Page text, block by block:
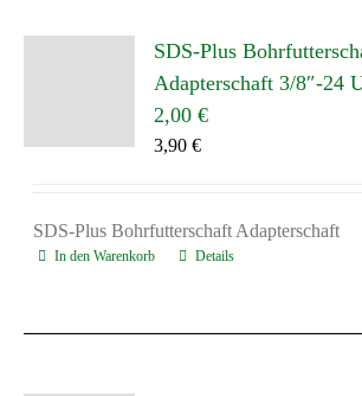
SDS-Plus
Adapterschaft 3/8″-24
2,00 €
3,90€
SDS-Plus Bohrfutterschaft Adapterschaft
In den Warenkorb Details